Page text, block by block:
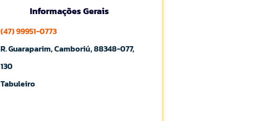
Informações Gerais
(47) 99951-0773
R. Guaraparim, Camboriú, 88348-077,
130
Tabuleiro